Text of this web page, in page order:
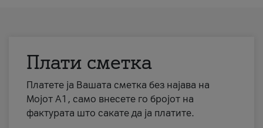
Плати сметка
Платете ја Вашата сметка без најава на
Мојот А1, само внесете го бројот на
фактурата што сакате да ја платите.